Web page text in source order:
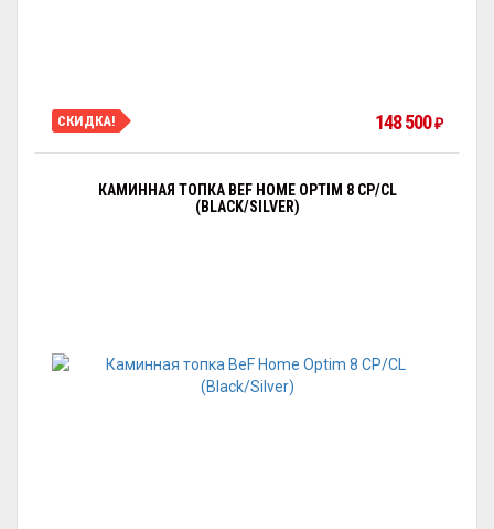
СКИДКА! 148 500₽
КАМИННАЯ ТОПКА BEF HOME OPTIM 8 CP/CL
(BLACK/SILVER)